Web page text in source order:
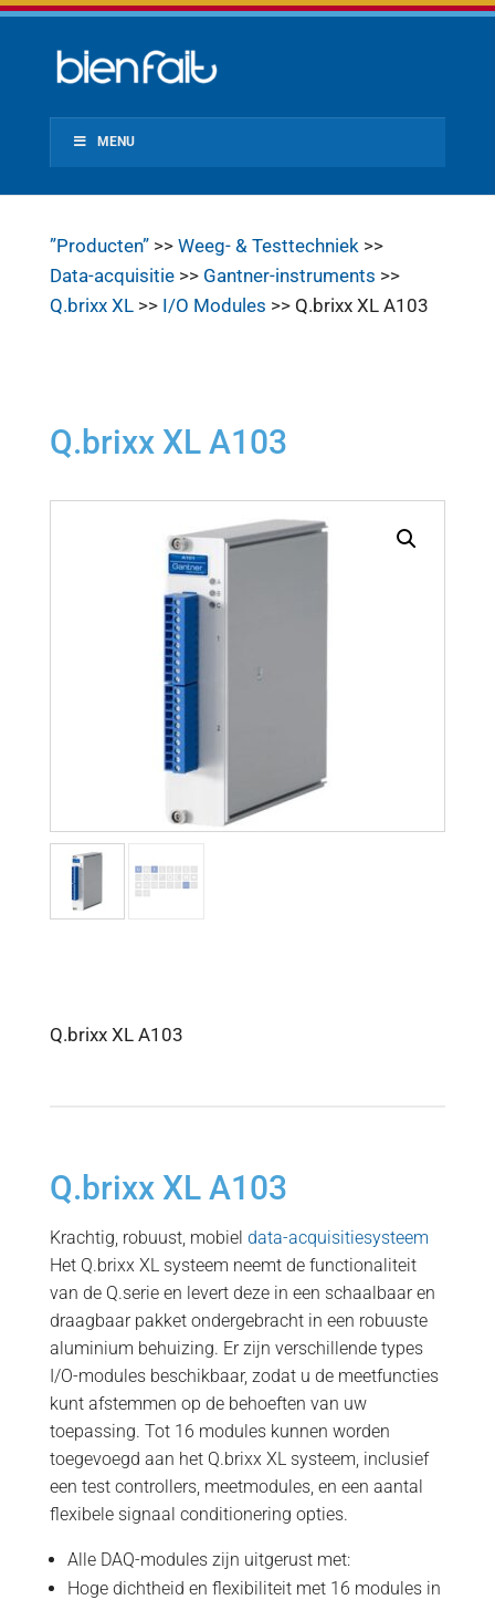
MENU
”Producten”>> Weeg- & Testtechniek>>
Data-acquisitie>> Gantner-instruments >>
Q.brixx XL>> I/O Modules >> Q.brixx XL A103
Q.brixx XL A103
Q.brixx XL A103
Q.brixx XL A103
Krachtig, robuust, mobiel data-acquisitiesysteem
Het Q.brixx XL systeem neemt de functionaliteit
van de Q.serie en levert deze in een schaalbaar en
draagbaar pakket ondergebracht in een robuuste
aluminium behuizing. Er zijn verschillende types
I/O-modules beschikbaar, zodat u de meetfuncties
kunt afstemmen op de behoeften van uw
toepassing. Tot 16 modules kunnen worden
toegevoegd aan het Q.brixx XL systeem, inclusief
een test controllers, meetmodules, en een aantal
flexibele signaal conditionering opties.
Alle DAQ-modules zijn uitgerust met:
Hoge dichtheid en flexibiliteit met 16 modules in